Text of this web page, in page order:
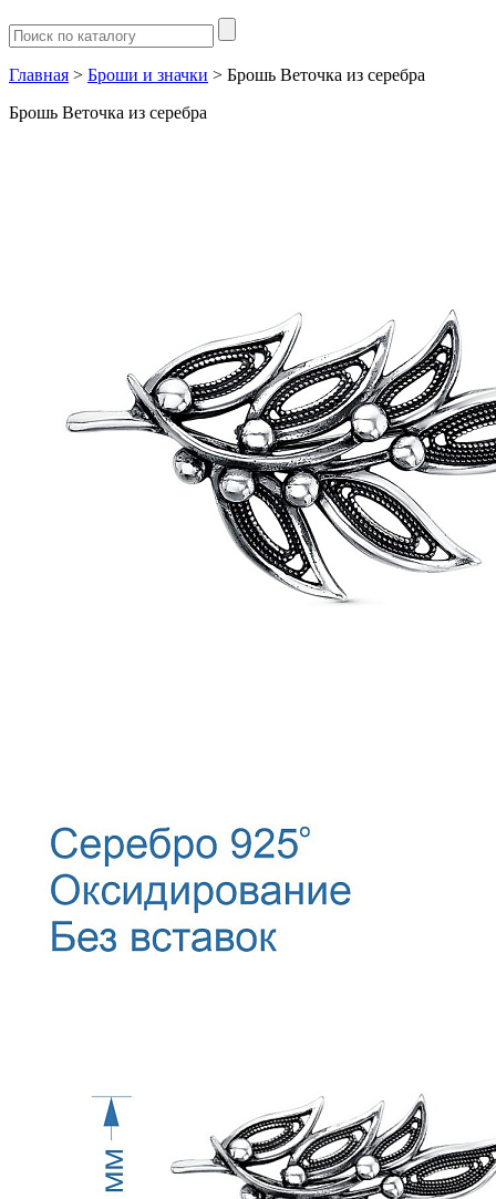
Главная > Броши и значки > Брошь Веточка из серебра
Брошь Веточка из серебра